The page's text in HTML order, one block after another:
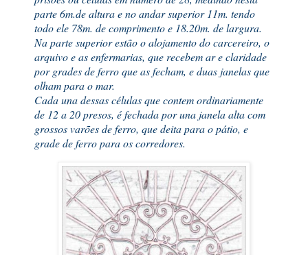
parte 6m.de altura e no andar superior 11m. tendo
todo ele 78m. de comprimento e 18.20m. de largura.
Na parte superior estão o alojamento do carcereiro, o
arquivo e as enfermarias, que recebem ar e claridade
por grades de ferro que as fecham, e duas janelas que
olham para o mar.
Cada una dessas células que contem ordinariamente
de 12 a 20 presos, é fechada por una janela alta com
grossos varões de ferro, que deita para o pátio, e
grade de ferro para os corredores.